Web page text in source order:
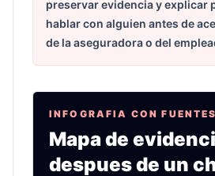
preservar evidencia y explicar
hablar con alguien antes de
de la aseguradora o del
INFOGRAFIA CON FUENTES
Mapa de
despues de un